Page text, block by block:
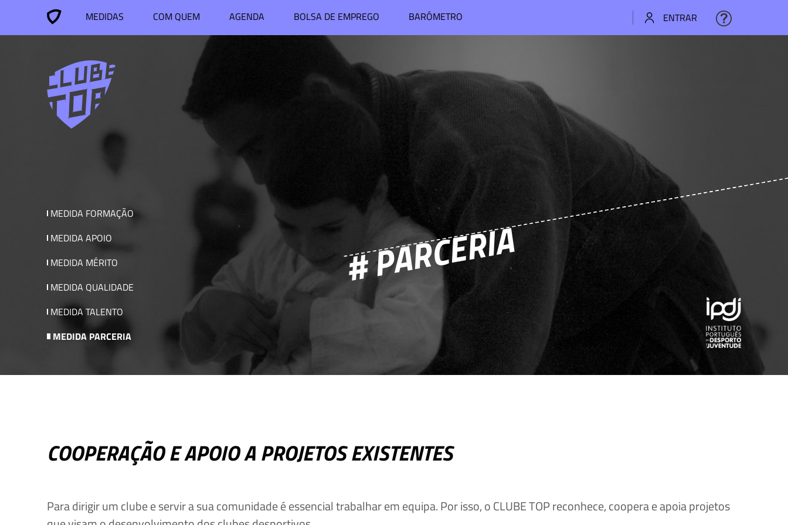
MEDIDAS COM QUEM AGENDA BOLSA DE EMPREGO BARÓMETRO ENTRAR
# PARCERIA
MEDIDA FORMAÇÃO
MEDIDA APOIO
MEDIDA MÉRITO
MEDIDA QUALIDADE
MEDIDA TALENTO
MEDIDA PARCERIA
COOPERAÇÃO E APOIO A PROJETOS EXISTENTES
Para dirigir um clube e servir a sua comunidade é essencial trabalhar em equipa. Por isso, o CLUBE TOP reconhece, coopera e apoia projetos
Deseja apagar o ficheiro?